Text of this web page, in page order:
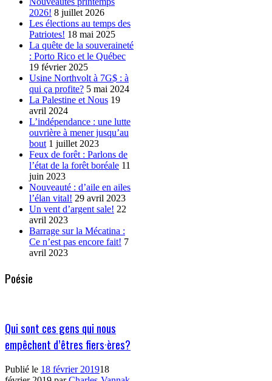
2026! 8 juillet 2026
Les élections au temps des
Patriotes! 18 mai 2025
La quête de la souveraineté
: Porto Rico et le Québec
19 février 2025
Usine Northvolt à 7G$ : à
qui ça profite? 5 mai 2024
La Palestine et Nous 19
avril 2024
L’indépendance : une lutte
ouvrière à mener jusqu’au
bout 1 juillet 2023
Feux de forêt : Parlons de
l’état de la forêt boréale 11
juin 2023
Nouveauté : d’aile en ailes
l’élan vital! 29 avril 2023
Un vent d’argent sale! 22
avril 2023
Barrage sur la Mécatina :
Ce n’est pas encore fait! 7
avril 2023
Poésie
Qui sont ces gens qui nous
empêchent d’êtres fiers·ères?
Publié le 18 février 201918